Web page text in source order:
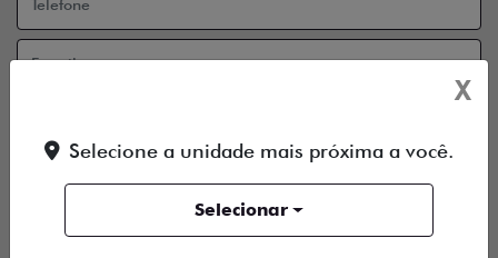
Aceito receber comunicação via celular
ENTRAR EM CONTATO
X
Selecione a unidade mais próxima a você.
Selecionar